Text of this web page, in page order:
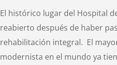
El histórico lugar del Hospital
reabierto después de haber
rehabilitación integral. El
modernista en el mundo ya